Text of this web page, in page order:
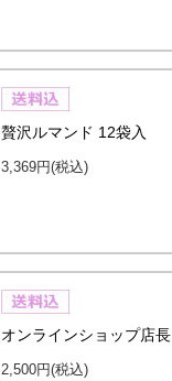
贅沢ルマンド 12袋入
3,369円(税込)
オンラインショップ店
2,500円(税込)